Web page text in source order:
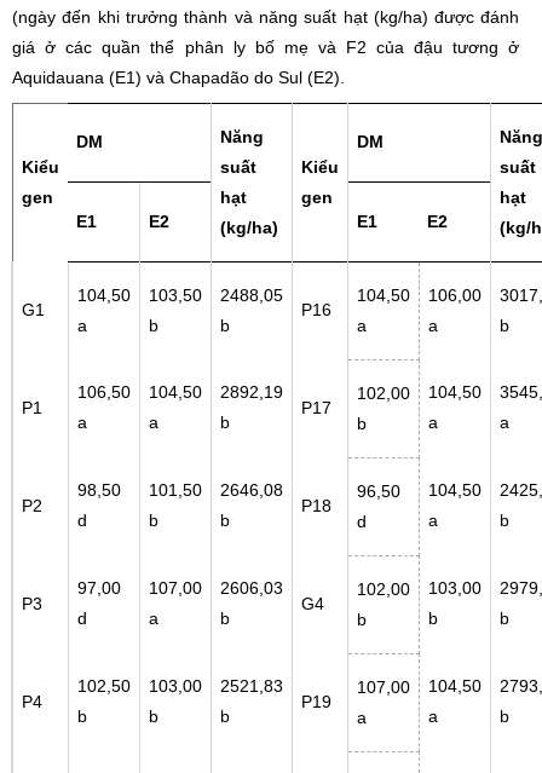
(ngày đến khi trưởng thành và năng suất hạt (kg/ha) được đánh
giá ở các quần thể phân ly bố mẹ và F2 của đậu tương ở
Aquidauana (E1) và Chapadão do Sul (E2).
Kiểu
gen
DM
Năng
suất
hạt
(kg/ha)
Kiểu
gen
DM
Năng
suất
hạt
(kg/
E1 E2 E1 E2
G1
104,50
a
103,50
b
2488,05
b
P16
104,50
a
106,00
a
b
P1
106,50
a
104,50
a
2892,19
b
P17
102,00
b
104,50
a
a
P2
98,50
d
101,50
b
2646,08
b
P18
96,50
d
104,50
a
b
P3
97,00
d
107,00
a
2606,03
b
G4
102,00
b
103,00
b
b
P4
102,50
b
103,00
b
2521,83
b
P19
107,00
a
104,50
a
b